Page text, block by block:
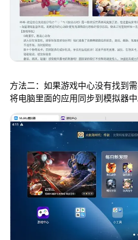
方法二：如果游戏中心没有找到
将电脑里面的应用同步到模拟器中